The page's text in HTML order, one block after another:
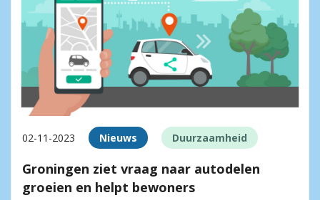
02-11-2023 Nieuws Duurzaamheid
Groningen ziet vraag naar autodelen
groeien en helpt bewoners